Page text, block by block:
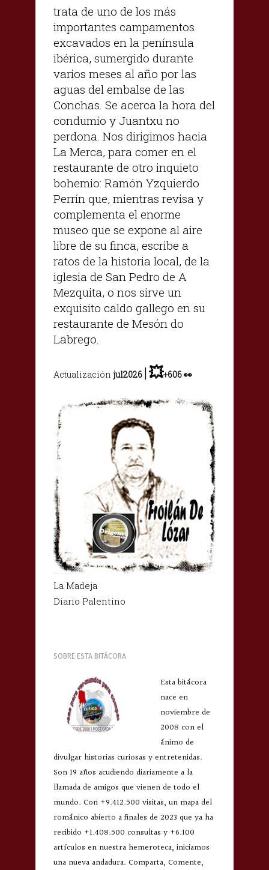
trata de uno de los más
importantes campamentos
excavados en la península
ibérica, sumergido durante
varios meses al año por las
aguas del embalse de las
Conchas. Se acerca la hora del
condumio y Juantxu no
perdona. Nos dirigimos hacia
La Merca, para comer en el
restaurante de otro inquieto
bohemio: Ramón Yzquierdo
Perrín que, mientras revisa y
complementa el enorme
museo que se expone al aire
libre de su finca, escribe a
ratos de la historia local, de la
iglesia de San Pedro de A
Mezquita, o nos sirve un
exquisito caldo gallego en su
restaurante de Mesón do
Labrego.
Actualización jul2026 |💥+606👀
La Madeja
Diario Palentino
SOBRE ESTA BITÁCORA
Esta bitácora
nace en
noviembre de
2008 con el
ánimo de
divulgar historias curiosas y entretenidas.
Son 19 años acudiendo diariamente a la
llamada de amigos que vienen de todo el
mundo. Con +9.412.500 visitas, un mapa del
románico abierto a finales de 2023 que ya ha
recibido +1.408.500 consultas y +6.100
artículos en nuestra hemeroteca, iniciamos
una nueva andadura. Comparta, Comente,